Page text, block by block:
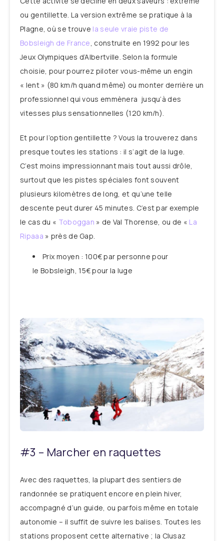
ou gentillette. La version extrême se pratique à la
Plagne, où se trouve la seule vraie piste de
Bobsleigh de France, construite en 1992 pour les
Jeux Olympiques d’Albertville. Selon la formule
choisie, pour pourrez piloter vous-même un engin
« lent » (80 km/h quand même) ou monter derrière un
professionnel qui vous emmènera jusqu’à des
vitesses plus sensationnelles (120 km/h).
Et pour l’option gentillette ? Vous la trouverez dans
presque toutes les stations : il s’agit de la luge.
C’est moins impressionnant mais tout aussi drôle,
surtout que les pistes spéciales font souvent
plusieurs kilomètres de long, et qu’une telle
descente peut durer 45 minutes. C’est par exemple
le cas du « Toboggan » de Val Thorense, ou de « La
Ripaaa » près de Gap.
Prix moyen : 100€ par personne pour
le Bobsleigh, 15€ pour la luge
#3 – Marcher en raquettes
Avec des raquettes, la plupart des sentiers de
randonnée se pratiquent encore en plein hiver,
accompagné d’un guide, ou parfois même en totale
autonomie – il suffit de suivre les balises. Toutes les
stations proposent cette alternative ; la Clusaz